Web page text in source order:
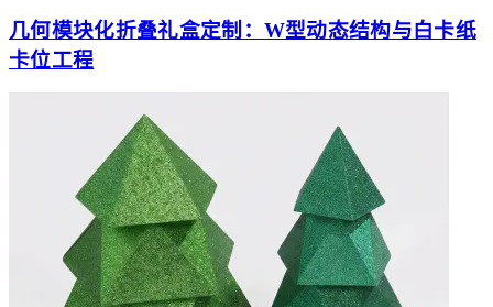
几何模块化折叠礼盒定制：W型动态结构与白卡纸
卡位工程